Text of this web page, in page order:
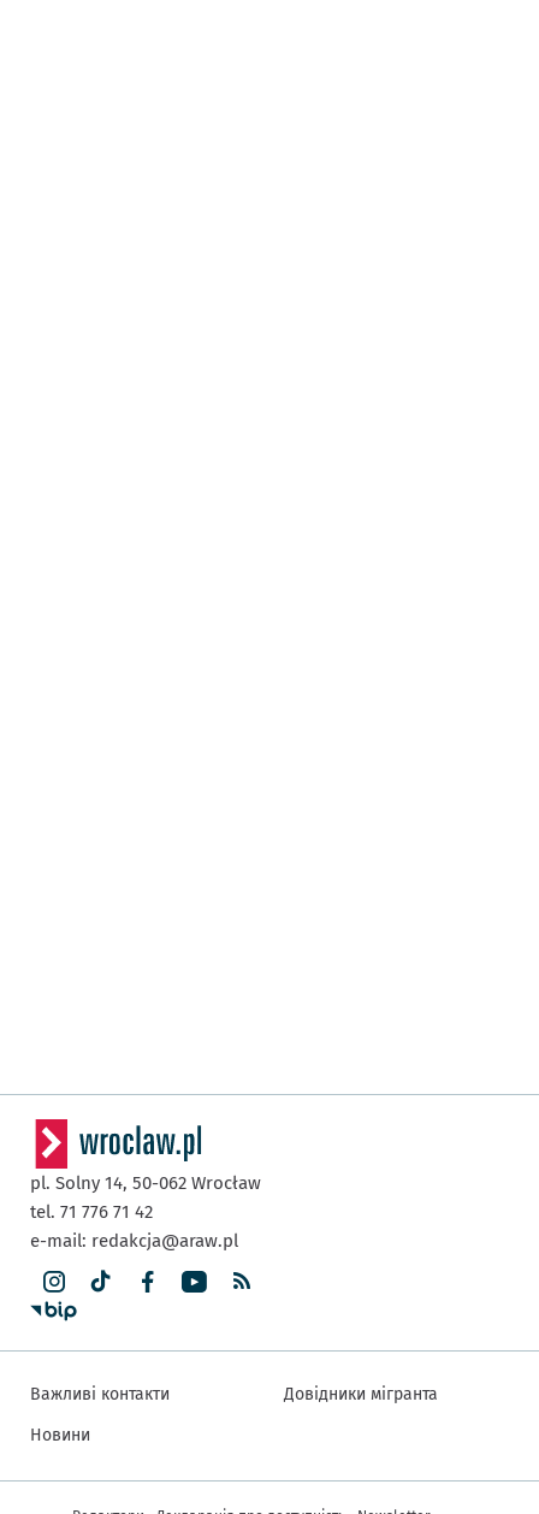
pl. Solny 14, 50-062 Wrocław
tel. 71 776 71 42
e-mail: redakcja@araw.pl
Важливі контакти
Новини
Довідники мігранта
Інша інформація